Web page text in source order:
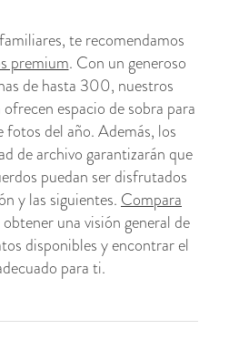
te recomendamos
premium. Con un generoso
de hasta 300, nuestros
espacio de sobra para
del año. Además, los
de archivo garantizarán que
puedan ser disfrutados
y las siguientes.Compara
una visión general de
disponibles y encontrar el
para ti.